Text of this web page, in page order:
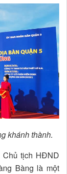
khánh thành.
Chủ tịch HĐND
Bàng là một